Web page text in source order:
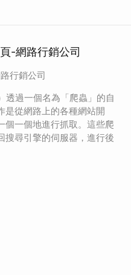
-網路行銷公司
行銷公司
過一個名為「爬蟲」的自
是從網路上的各種網站開
個一個地進行抓取。這些爬
搜尋引擎的伺服器，進行後